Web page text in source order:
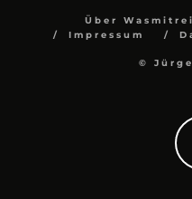
Über
Impressum
©